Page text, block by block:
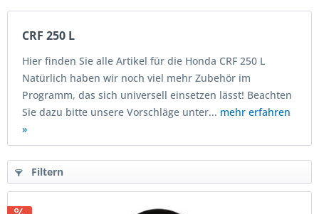
CRF 250 L
Hier finden Sie alle Artikel für die Honda CRF 250 L
Natürlich haben wir noch viel mehr Zubehör im
Programm, das sich universell einsetzen lässt! Beachten
Sie dazu bitte unsere Vorschläge unter... mehr erfahren
»
Filtern